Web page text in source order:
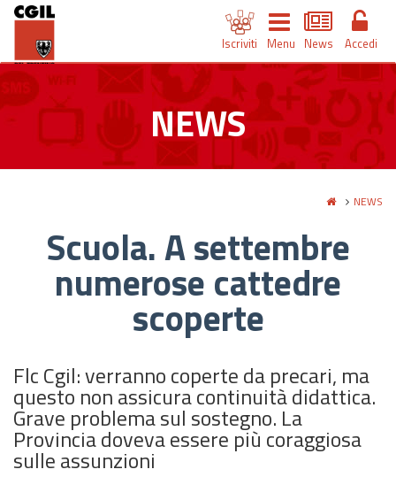
Iscriviti Menu News Accedi
NEWS
NEWS
Scuola. A settembre
numerose cattedre
scoperte
Flc Cgil: verranno coperte da precari, ma
questo non assicura continuità didattica.
Grave problema sul sostegno. La
Provincia doveva essere più coraggiosa
sulle assunzioni